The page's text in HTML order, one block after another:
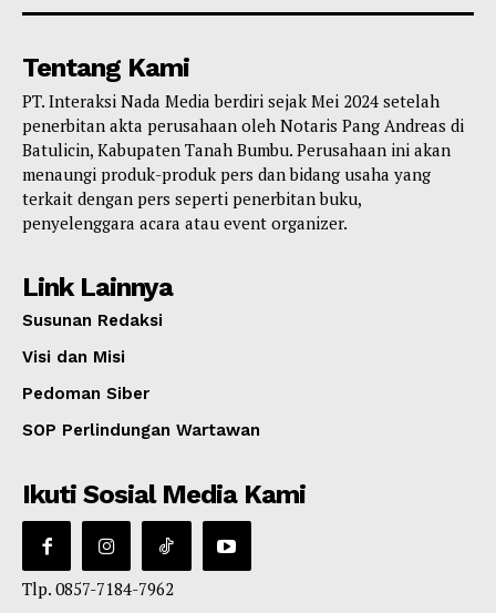
Tentang Kami
PT. Interaksi Nada Media berdiri sejak Mei 2024 setelah
penerbitan akta perusahaan oleh Notaris Pang Andreas di
Batulicin, Kabupaten Tanah Bumbu. Perusahaan ini akan
menaungi produk-produk pers dan bidang usaha yang
terkait dengan pers seperti penerbitan buku,
penyelenggara acara atau event organizer.
Link Lainnya
Susunan Redaksi
Visi dan Misi
Pedoman Siber
SOP Perlindungan Wartawan
Ikuti Sosial Media Kami
Tlp. 0857-7184-7962